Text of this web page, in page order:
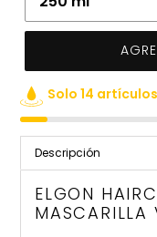
Solo 14
producto
Descripción
ELGON
MASCARILLA